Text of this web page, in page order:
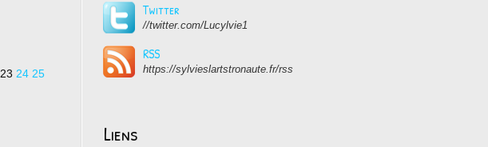
23 24 25
Twitter
//twitter.com/Lucylvie1
RSS
https://sylvieslartstronaute.fr/rss
Liens